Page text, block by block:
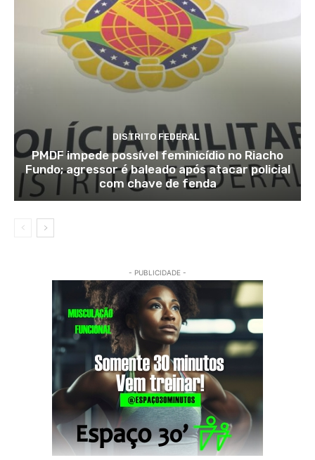
DISTRITO FEDERAL
PMDF impede possível feminicídio no Riacho
Fundo; agressor é baleado após atacar policial
com chave de fenda
- PUBLICIDADE -